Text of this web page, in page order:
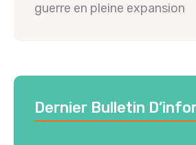
guerre en pleine expansion
Dernier Bulletin